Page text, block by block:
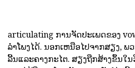
articulating ການຈັດປະເພດຂອງ
ລໍາໂພງໄດ້. ນອກເຫນືອໄປຈາກສຽງ, ພ
ລີ້ນແລະຄາງກະໄຕ. ສຽງຖືກສ້າງຂຶ້ນໃ